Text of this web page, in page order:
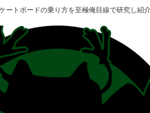
ートボードの乗り方を至極俺目線で研究し紹